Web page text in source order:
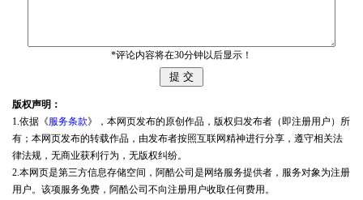
*评论内容将在30分钟以后显示！
版权声明：
1.依据《服务条款》，本网页发布的原创作品，版权归发布者（即注册用户）所
有；本网页发布的转载作品，由发布者按照互联网精神进行分享，遵守相关法
律法规，无商业获利行为，无版权纠纷。
2.本网页是第三方信息存储空间，阿酷公司是网络服务提供者，服务对象为注册
用户。该项服务免费，阿酷公司不向注册用户收取任何费用。